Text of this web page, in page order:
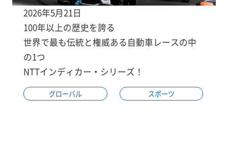
2026年5月21日
100年以上の歴史を誇る
世界で最も伝統と権威ある自動車レースの中
の1つ
NTTインディカー・シリーズ！
グローバル スポーツ